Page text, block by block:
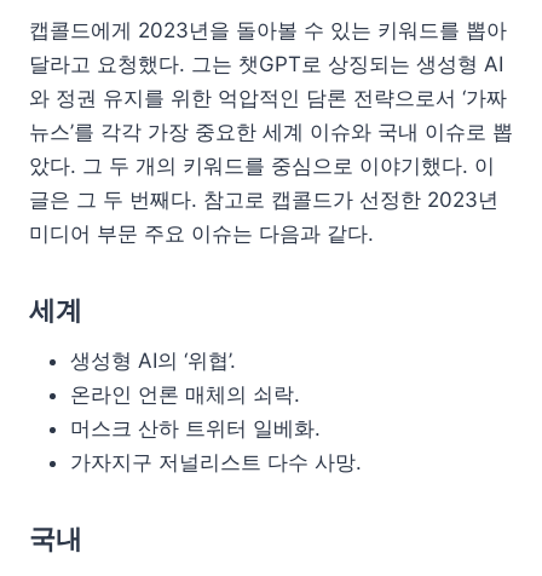
캡콜드에게 2023년을 돌아볼 수 있는 키워드를 뽑아
달라고 요청했다. 그는 챗GPT로 상징되는 생성형 AI
와 정권 유지를 위한 억압적인 담론 전략으로서 ‘가짜
뉴스’를 각각 가장 중요한 세계 이슈와 국내 이슈로 뽑
았다. 그 두 개의 키워드를 중심으로 이야기했다. 이
글은 그 두 번째다. 참고로 캡콜드가 선정한 2023년
미디어 부문 주요 이슈는 다음과 같다.
세계
생성형 AI의 ‘위협’.
온라인 언론 매체의 쇠락.
머스크 산하 트위터 일베화.
가자지구 저널리스트 다수 사망.
국내